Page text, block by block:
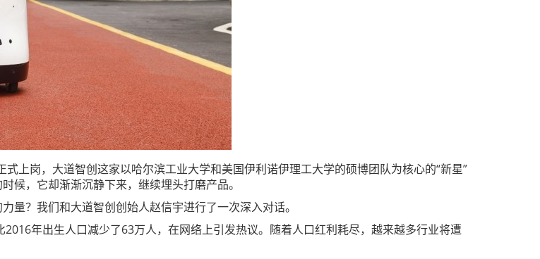
上岗，大道智创这家以哈尔滨工业大学和美国伊利诺伊理工大学的硕博团队为核心的“新星”
候，它却渐渐沉静下来，继续埋头打磨产品。
量？我们和大道智创创始人赵信宇进行了一次深入对话。
年出生人口减少了63万人，在网络上引发热议。随着人口红利耗尽，越来越多行业将遭